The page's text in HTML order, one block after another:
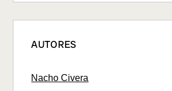
AUTORES
Nacho Civera